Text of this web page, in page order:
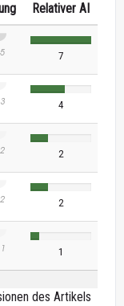
Relativer AI
7
4
2
2
1
des Artikels